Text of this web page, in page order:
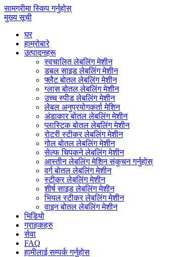
सामग्रीमा स्किप गर्नुहोस्
मुख्य सूची
घर
हाम्रोबारे
उत्पादनहरू
स्वचालित लेबलिंग मेशीन
डबल साइड लेबलिंग मेशीन
फ्लैट बोतल लेबलिंग मेशीन
ग्लास बोतल लेबलिंग मेशीन
उच्च स्पीड लेबलिंग मेशीन
लेबल अनुप्रयोगकर्ता मेशिन
अंडाकार बोतल लेबलिंग मेशीन
प्लास्टिक बोतल लेबलिंग मेशीन
रोटरी स्टीकर लेबलिंग मेशीन
गोल बोतल लेबलिंग मेशीन
सेल्फ चिपकने लेबलिंग मेशीन
आस्तीन लेबलिंग मेशिन संकुचन गर्नुहोस्
वर्ग बोतल लेबलिंग मेशीन
स्टीकर लेबलिंग मेशीन
शीर्ष साइड लेबलिंग मेशीन
भियल स्टीकर लेबलिंग मेशीन
वाइन बोतल लेबलिंग मेशीन
भिडियो
ग्राहकहरु
सेवा
FAQ
हामीलाई सम्पर्क गर्नुहोस